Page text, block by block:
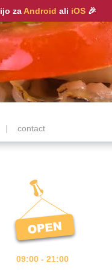
za Android ali iOS 🎉
| contact
09:00 - 21:00